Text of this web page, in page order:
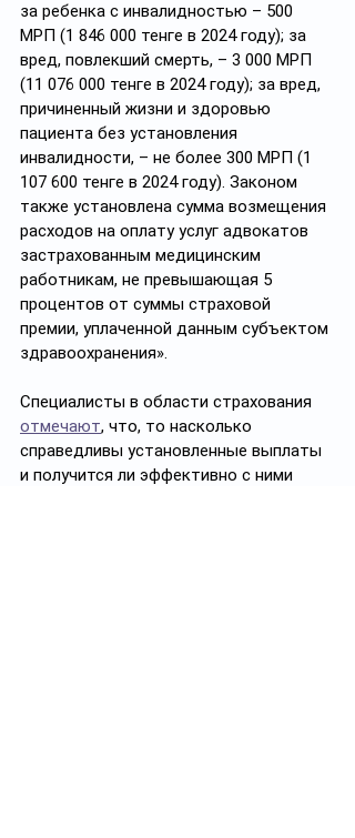
за ребенка с инвалидностью – 500
МРП (1 846 000 тенге в 2024 году); за
вред, повлекший смерть, – 3 000 МРП
(11 076 000 тенге в 2024 году); за вред,
причиненный жизни и здоровью
пациента без установления
инвалидности, – не более 300 МРП (1
107 600 тенге в 2024 году). Законом
также установлена сумма возмещения
расходов на оплату услуг адвокатов
застрахованным медицинским
работникам, не превышающая 5
процентов от суммы страховой
премии, уплаченной данным субъектом
здравоохранения».
Специалисты в области страхования
отмечают, что, то насколько
справедливы установленные выплаты
и получится ли эффективно с ними